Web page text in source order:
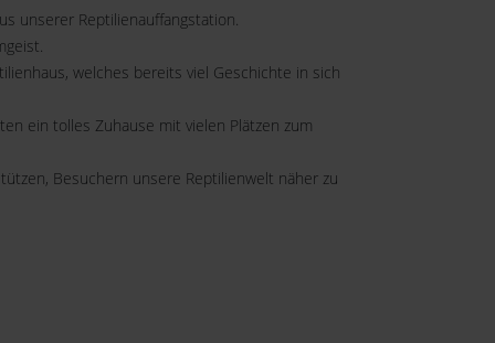
unserer Reptilienauffangstation.
welches bereits viel Geschichte in sich
ein tolles Zuhause mit vielen Plätzen zum
Besuchern unsere Reptilienwelt näher zu